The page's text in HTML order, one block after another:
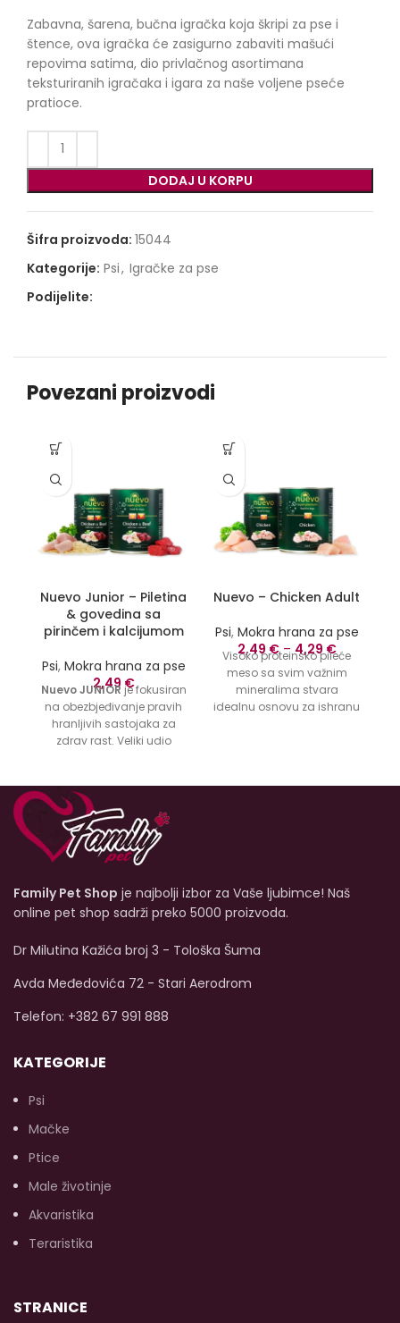
Zabavna, šarena, bučna igračka koja škripi za pse i
štence, ova igračka će zasigurno zabaviti mašući
repovima satima, dio privlačnog asortimana
teksturiranih igračaka i igara za naše voljene pseće
pratioce.
DODAJ U KORPU
Šifra proizvoda: 15044
Kategorije: Psi, Igračke za pse
Podijelite:
Povezani proizvodi
Nuevo Junior – Piletina
& govedina sa
pirinčem i kalcijumom
Psi, Mokra hrana za pse
2,49 €
Nuevo JUNIOR je fokusiran
na obezbjeđivanje pravih
hranljivih sastojaka za
zdrav rast. Veliki udio
visoke biološke vrijednosti.
nuevo Chicken and Beef
JUNIOR je uravnotežena
kompletna ishrana sa
pravilnim nivoom proteina,
vitamina. Formulisan je
da podrži imunitet i
Bez vještačkih boja, bez
aroma ili konzervansa od
početka!Dostupna
Nuevo – Chicken Adult
Psi, Mokra hrana za pse
2,49 €– 4,29 €
Visoko proteinsko pileće
meso sa svim važnim
mineralima stvara
idealnu osnovu za ishranu
Family Pet Shop je najbolji izbor za Vaše ljubimce! Naš
online pet shop sadrži preko 5000 proizvoda.
Dr Milutina Kažića broj 3 - Tološka Šuma
Avda Međedovića 72 - Stari Aerodrom
Telefon: +382 67 991 888
KATEGORIJE
Psi
Mačke
Ptice
Male životinje
Akvaristika
Teraristika
STRANICE